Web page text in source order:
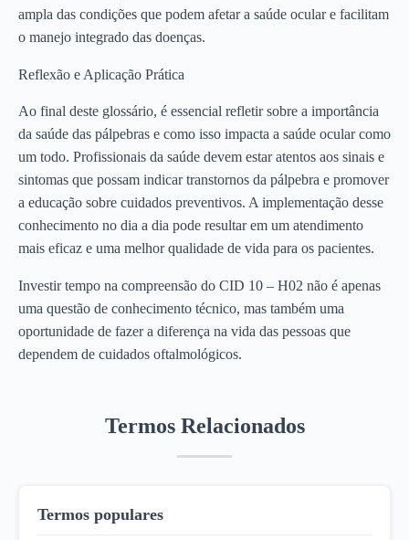
ampla das condições que podem afetar a saúde ocular e facilitam
o manejo integrado das doenças.
Reflexão e Aplicação Prática
Ao final deste glossário, é essencial refletir sobre a importância
da saúde das pálpebras e como isso impacta a saúde ocular como
um todo. Profissionais da saúde devem estar atentos aos sinais e
sintomas que possam indicar transtornos da pálpebra e promover
a educação sobre cuidados preventivos. A implementação desse
conhecimento no dia a dia pode resultar em um atendimento
mais eficaz e uma melhor qualidade de vida para os pacientes.
Investir tempo na compreensão do CID 10 – H02 não é apenas
uma questão de conhecimento técnico, mas também uma
oportunidade de fazer a diferença na vida das pessoas que
dependem de cuidados oftalmológicos.
Termos Relacionados
Termos populares